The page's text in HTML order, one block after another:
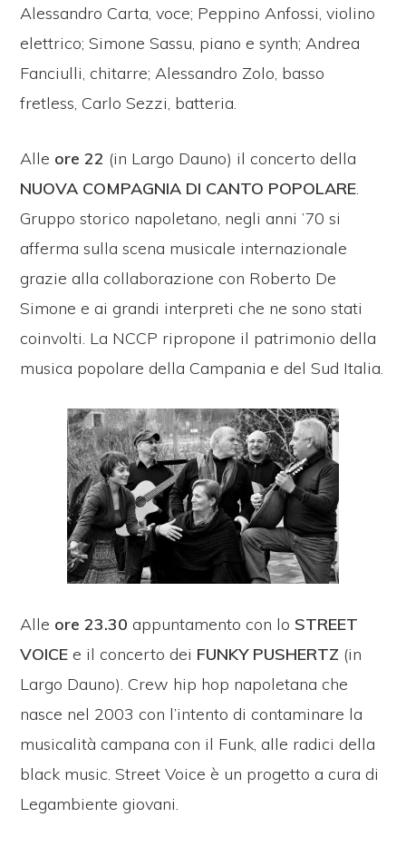
Alessandro Carta, voce; Peppino Anfossi, violino
elettrico; Simone Sassu, piano e synth; Andrea
Fanciulli, chitarre; Alessandro Zolo, basso
fretless, Carlo Sezzi, batteria.
Alle ore 22 (in Largo Dauno) il concerto della
NUOVA COMPAGNIA DI CANTO POPOLARE.
Gruppo storico napoletano, negli anni ’70 si
afferma sulla scena musicale internazionale
grazie alla collaborazione con Roberto De
Simone e ai grandi interpreti che ne sono stati
coinvolti. La NCCP ripropone il patrimonio della
musica popolare della Campania e del Sud Italia.
Alle ore 23.30 appuntamento con lo STREET
VOICE e il concerto dei FUNKY PUSHERTZ (in
Largo Dauno). Crew hip hop napoletana che
nasce nel 2003 con l’intento di contaminare la
musicalità campana con il Funk, alle radici della
black music. Street Voice è un progetto a cura di
Legambiente giovani.